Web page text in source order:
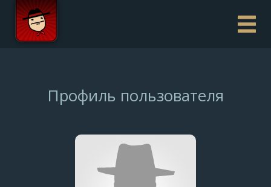
Профиль пользователя